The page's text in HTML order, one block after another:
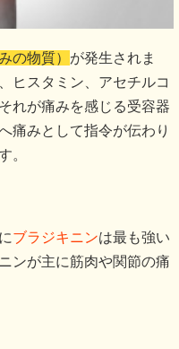
の物質） が発生されま
ヒスタミン、アセチルコ
れが痛みを感じる受容器
痛みとして指令が伝わり
。
ブラジキニンは最も強い
ンが主に筋肉や関節の痛